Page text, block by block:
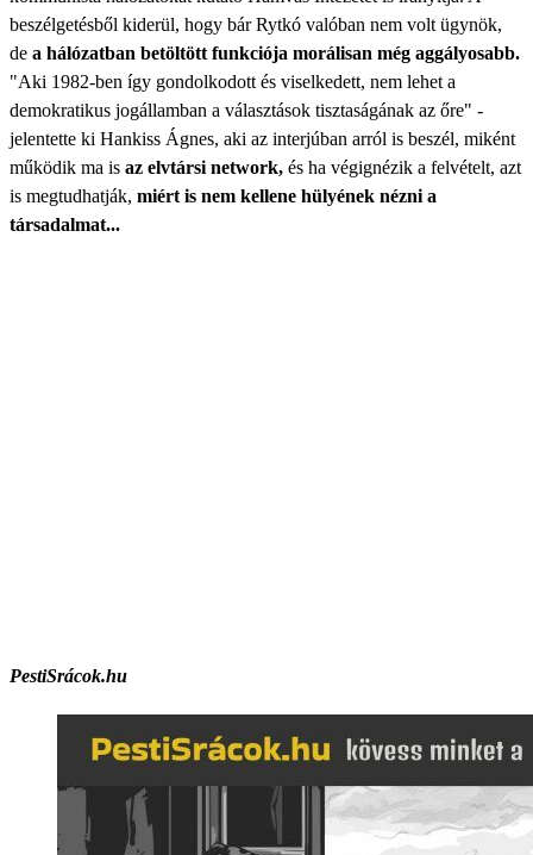
beszélgetésből kiderül, hogy bár Rytkó valóban nem volt ügynök,
de a hálózatban betöltött funkciója morálisan még aggályosabb.
"Aki 1982-ben így gondolkodott és viselkedett, nem lehet a
demokratikus jogállamban a választások tisztaságának az őre" -
jelentette ki Hankiss Ágnes, aki az interjúban arról is beszél, miként
működik ma is az elvtársi network, és ha végignézik a felvételt, azt
is megtudhatják, miért is nem kellene hülyének nézni a
társadalmat...
PestiSrácok.hu